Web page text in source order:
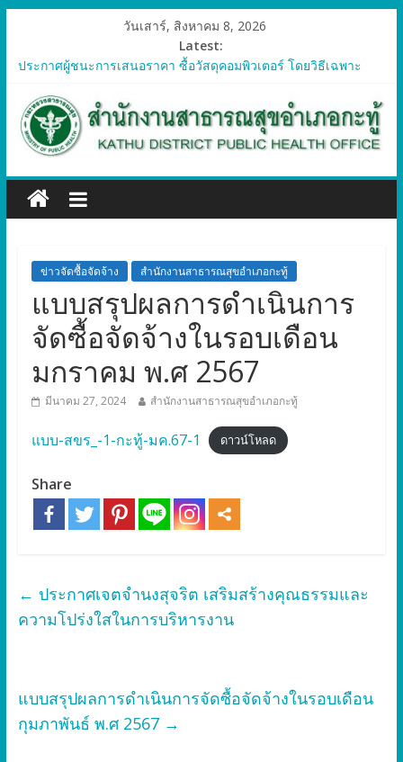
วันเสาร์, สิงหาคม 8, 2026
Latest:
ประกาศผู้ชนะการเสนอราคา ซื้อวัสดุคอมพิวเตอร์ โดยวิธีเฉพาะ
ประกาศผู้ชนะการเสนอราคา จัดซื้อวัสดุทางการแพทย์สำหรับ
โครงการป้องกันควบคุมโรคติดต่อและภัยสุขภาพในแรงงานต่างด้าว
อำเภอกะทู้ ปี 2569
เจาะจง
ประกาศผู้ชนะการเสนอรา ซื้อวัสดุงานบ้านงานครัว โดยวิธีเฉพาะ
เจาะจง
เจาะจงข่าวจัดซื้อจัดจ้าง สำนักงานสาธารณสุขอำเภอกะทู้
แบบสรุปผลการดำเนินการ
จัดซื้อจัดจ้างในรอบเดือน
มกราคม พ.ศ 2567
มีนาคม 27, 2024 สำนักงานสาธารณสุขอำเภอกะทู้
แบบ-สขร_-1-กะทู้-มค.67-1 ดาวน์โหลด
Share
← ประกาศเจตจำนงสุจริต เสริมสร้างคุณธรรมและ
ความโปร่งใสในการบริหารงาน
แบบสรุปผลการดำเนินการจัดซื้อจัดจ้างในรอบเดือน
กุมภาพันธ์ พ.ศ 2567 →